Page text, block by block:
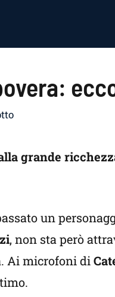
grande
un
, non sta però
Ai microfoni di